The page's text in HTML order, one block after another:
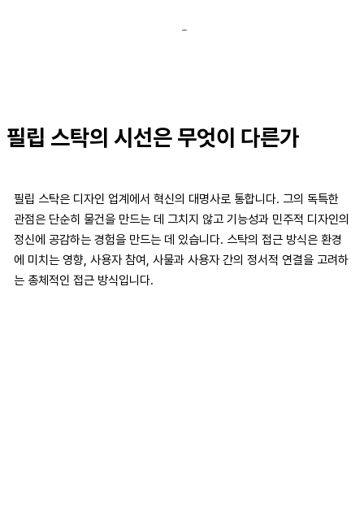
필립 스탁의 시선은 무엇이 다른가
필립 스탁은 디자인 업계에서 혁신의 대명사로 통합니다. 그의 독특한
관점은 단순히 물건을 만드는 데 그치지 않고 기능성과 민주적 디자인의
정신에 공감하는 경험을 만드는 데 있습니다. 스탁의 접근 방식은 환경
에 미치는 영향, 사용자 참여, 사물과 사용자 간의 정서적 연결을 고려하
는 총체적인 접근 방식입니다.